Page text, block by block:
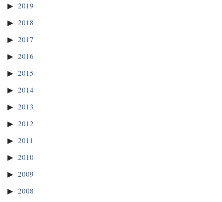
2019
2018
2017
2016
2015
2014
2013
2012
2011
2010
2009
2008